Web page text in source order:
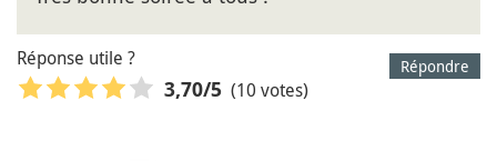
Répondre
Réponse utile ?
3,70/5 (10 votes)